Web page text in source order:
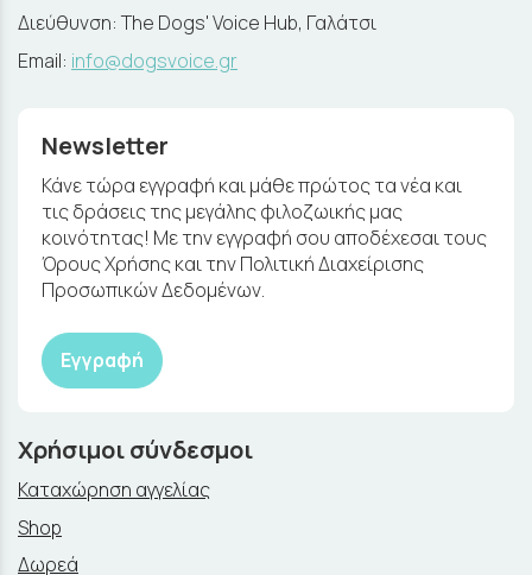
Διεύθυνση: The Dogs' Voice Hub, Γαλάτσι
Email: info@dogsvoice.gr
Newsletter
Κάνε τώρα εγγραφή και μάθε πρώτος τα νέα και
τις δράσεις της μεγάλης φιλοζωικής μας
κοινότητας! Με την εγγραφή σου αποδέχεσαι τους
Όρους Χρήσης και την Πολιτική Διαχείρισης
Προσωπικών Δεδομένων.
Εγγραφή
Χρήσιμοι σύνδεσμοι
Καταχώρηση αγγελίας
Shop
Δωρεά